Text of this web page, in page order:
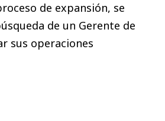
de expansión, se
de un Gerente de
sus operaciones